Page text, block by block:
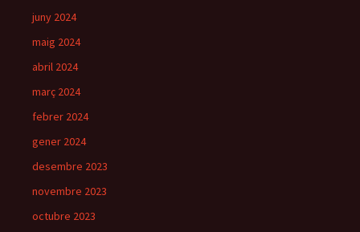
juny 2024
maig 2024
abril 2024
març 2024
febrer 2024
gener 2024
desembre 2023
novembre 2023
octubre 2023